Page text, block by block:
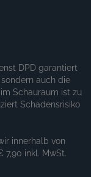
DPD garantiert
auch die
Schauraum ist zu
Schadensrisiko
innerhalb von
inkl. MwSt.